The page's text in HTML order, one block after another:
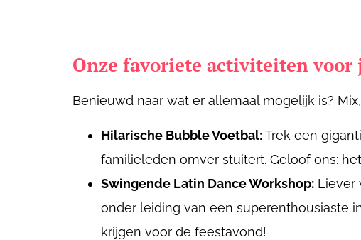
Onze favoriete activiteiten voor
Benieuwd naar wat er allemaal mogelijk is?
Hilarische Bubble Voetbal:Trek een
familieleden omver stuitert. Geloof ons:
Swingende Latin Dance Workshop: Liever
onder leiding van een superenthousiaste
krijgen voor de feestavond!